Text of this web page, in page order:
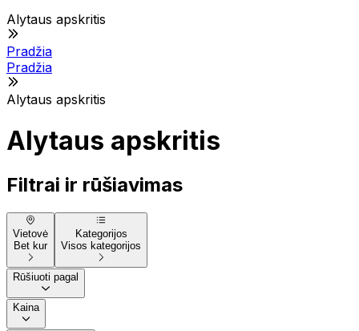
Alytaus apskritis
Pradžia
Pradžia
Alytaus apskritis
Alytaus apskritis
Filtrai ir rūšiavimas
Vietovė
Bet kur
Kategorijos
Visos kategorijos
Rūšiuoti pagal
Kaina